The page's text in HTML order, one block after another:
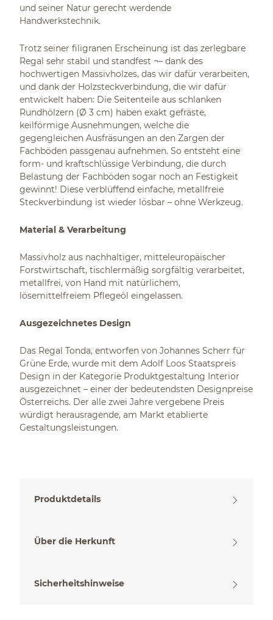
und seiner Natur gerecht werdende
Handwerkstechnik.
Trotz seiner filigranen Erscheinung ist das zerlegbare
Regal sehr stabil und standfest ¬– dank des
hochwertigen Massivholzes, das wir dafür verarbeiten,
und dank der Holzsteckverbindung, die wir dafür
entwickelt haben: Die Seitenteile aus schlanken
Rundhölzern (Ø 3 cm) haben exakt gefräste,
keilförmige Ausnehmungen, welche die
gegengleichen Ausfräsungen an den Zargen der
Fachböden passgenau aufnehmen. So entsteht eine
form- und kraftschlüssige Verbindung, die durch
Belastung der Fachböden sogar noch an Festigkeit
gewinnt! Diese verblüffend einfache, metallfreie
Steckverbindung ist wieder lösbar – ohne Werkzeug.
Material & Verarbeitung
Massivholz aus nachhaltiger, mitteleuropäischer
Forstwirtschaft, tischlermäßig sorgfältig verarbeitet,
metallfrei, von Hand mit natürlichem,
lösemittelfreiem Pflegeöl eingelassen.
Ausgezeichnetes Design
Das Regal Tonda, entworfen von Johannes Scherr für
Grüne Erde, wurde mit dem Adolf Loos Staatspreis
Design in der Kategorie Produktgestaltung Interior
ausgezeichnet – einer der bedeutendsten Designpreise
Österreichs. Der alle zwei Jahre vergebene Preis
würdigt herausragende, am Markt etablierte
Gestaltungsleistungen.
Produktdetails
Über die Herkunft
Sicherheitshinweise